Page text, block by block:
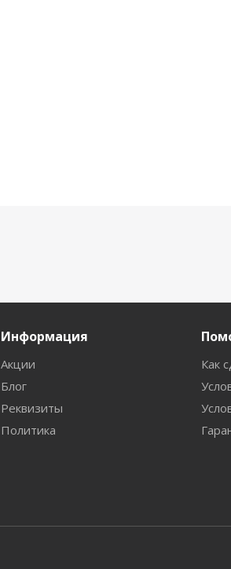
Информация
Акции
Блог
Реквизиты
Политика
Как